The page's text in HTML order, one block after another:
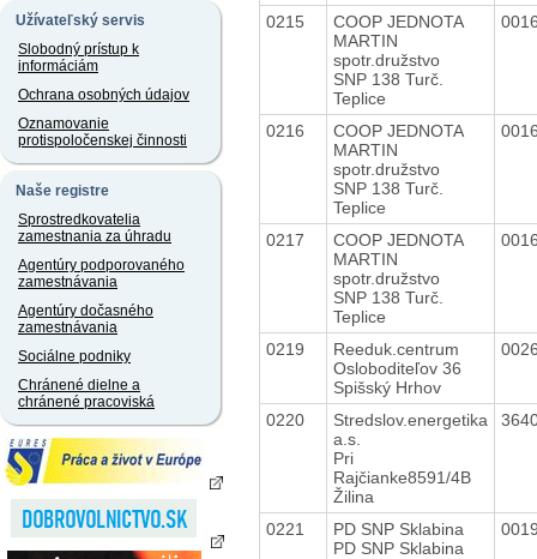
Užívateľský servis
Slobodný prístup k
informáciám
Ochrana osobných údajov
Oznamovanie
protispoločenskej činnosti
Naše registre
Sprostredkovatelia
zamestnania za úhradu
Agentúry podporovaného
zamestnávania
Agentúry dočasného
zamestnávania
Sociálne podniky
Chránené dielne a
chránené pracoviská
0215
COOP JEDNOTA
MARTIN
spotr.družstvo
SNP 138 Turč.
Teplice
0216
COOP JEDNOTA
MARTIN
spotr.družstvo
SNP 138 Turč.
Teplice
0217
COOP JEDNOTA
MARTIN
spotr.družstvo
SNP 138 Turč.
Teplice
0219
Reeduk.centrum
Osloboditeľov 36
Spišský Hrhov
0220
Stredslov.energetika
a.s.
Pri
Rajčianke8591/4B
Žilina
0221
PD SNP Sklabina
PD SNP Sklabina